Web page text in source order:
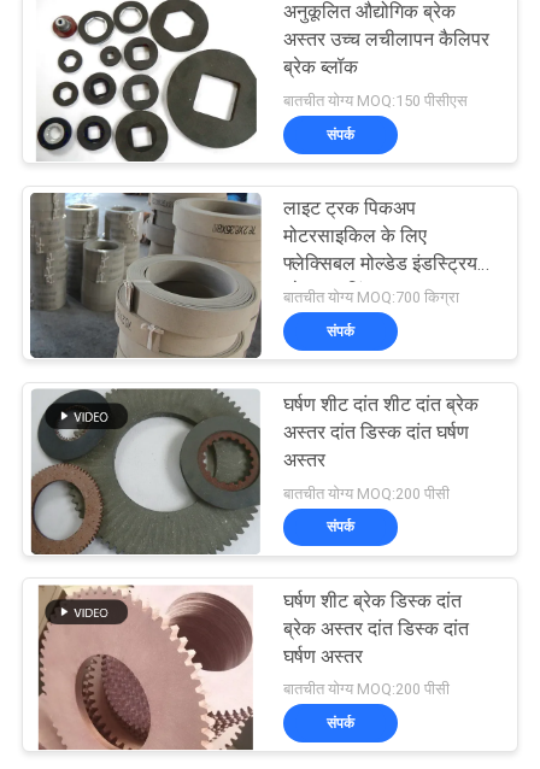
अनुकूलित औद्योगिक ब्रेक
अस्तर उच्च लचीलापन कैलिपर
ब्रेक ब्लॉक
बातचीत योग्य MOQ:150 पीसीएस
संपर्क
लाइट ट्रक पिकअप
मोटरसाइकिल के लिए
फ्लेक्सिबल मोल्डेड इंडस्ट्रियल
ब्रेक लाइनिंग
बातचीत योग्य MOQ:700 किग्रा
संपर्क
घर्षण शीट दांत शीट दांत ब्रेक
अस्तर दांत डिस्क दांत घर्षण
अस्तर
बातचीत योग्य MOQ:200 पीसी
संपर्क
घर्षण शीट ब्रेक डिस्क दांत
ब्रेक अस्तर दांत डिस्क दांत
घर्षण अस्तर
बातचीत योग्य MOQ:200 पीसी
संपर्क